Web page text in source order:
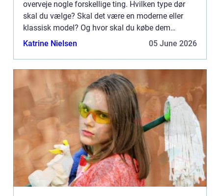
overveje nogle forskellige ting. Hvilken type dør
skal du vælge? Skal det være en moderne eller
klassisk model? Og hvor skal du købe dem
henne? I denne artikel guider vi dig igennem alle
Katrine Nielsen 05 June 2026